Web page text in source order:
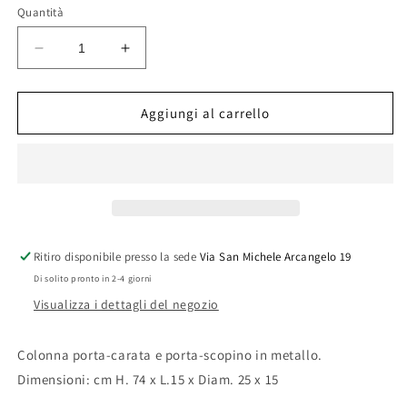
Quantità
Diminuisci
quantità
per
COLONNA
Aumenta
quantità
per
PIANTANA
COLONNA
Aggiungi al carrello
Ritiro disponibile presso la sede Via San Michele Arcangelo 19
Di solito pronto in 2-4 giorni
Visualizza i dettagli del negozio
Colonna porta-carata e porta-scopino in metallo.
Dimensioni: cm H. 74 x L.15 x Diam. 25 x 15